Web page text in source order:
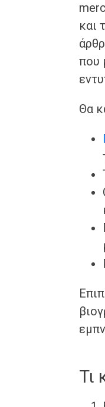
και
που
Θα
Τι